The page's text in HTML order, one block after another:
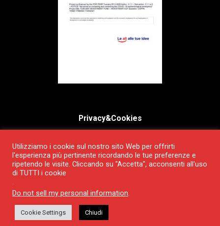
Privacy&Cookies
© 2024 Carsughi Impianti S.r.l. - P.IVA 02192300511 -
Capitale sociale € 100.000
Utilizziamo i cookie sul nostro sito Web per offrirti
l'esperienza più pertinente ricordando le tue preferenze e
ripetendo le visite. Cliccando su "Accetta", acconsenti all'uso
di TUTTI i cookie
.
Do not sell my personal information.
Cookie Settings Chiudi